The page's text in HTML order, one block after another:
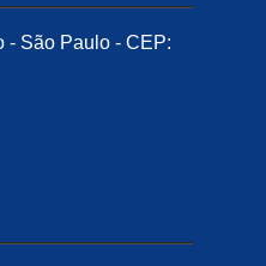
- São Paulo - CEP: